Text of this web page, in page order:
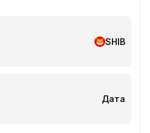
SHIB
Дата